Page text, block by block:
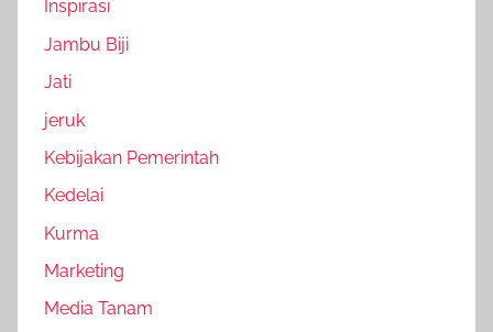
Inspirasi
Jambu Biji
Jati
jeruk
Kebijakan Pemerintah
Kedelai
Kurma
Marketing
Media Tanam